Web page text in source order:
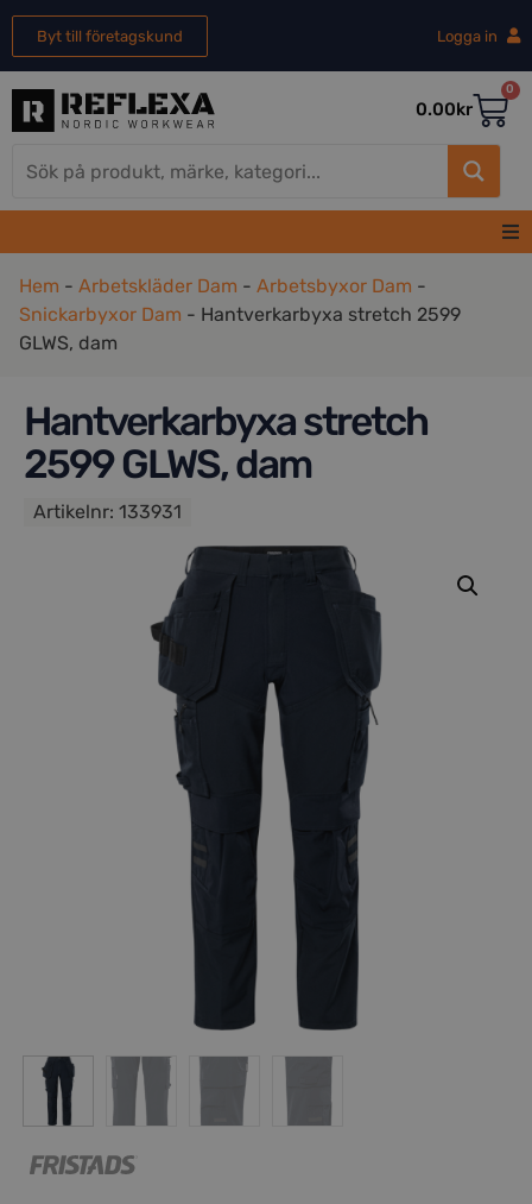
Byt till företagskund Logga in
0.00kr
0
Hem
Herr
Dam
REA
Hem - Arbetskläder Dam - Arbetsbyxor Dam -
Snickarbyxor Dam - Hantverkarbyxa stretch 2599
GLWS, dam
Hantverkarbyxa stretch
2599 GLWS, dam
Artikelnr: 133931